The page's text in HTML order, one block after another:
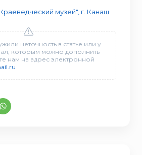
музей", г. Канаш
неточность в статье или у
которым можно дополнить
нам на адрес электронной